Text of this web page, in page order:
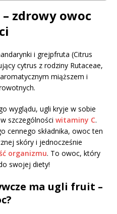
zdrowy owoc
i grejpfruta (Citrus
cytrus z rodziny Rutaceae,
miąższem i
wyglądu, ugli kryje w sobie
szczególności witaminy C.
cennego składnika, owoc ten
skóry i jednocześnie
organizmu. To owoc, który
swojej diety!
ma ugli fruit –